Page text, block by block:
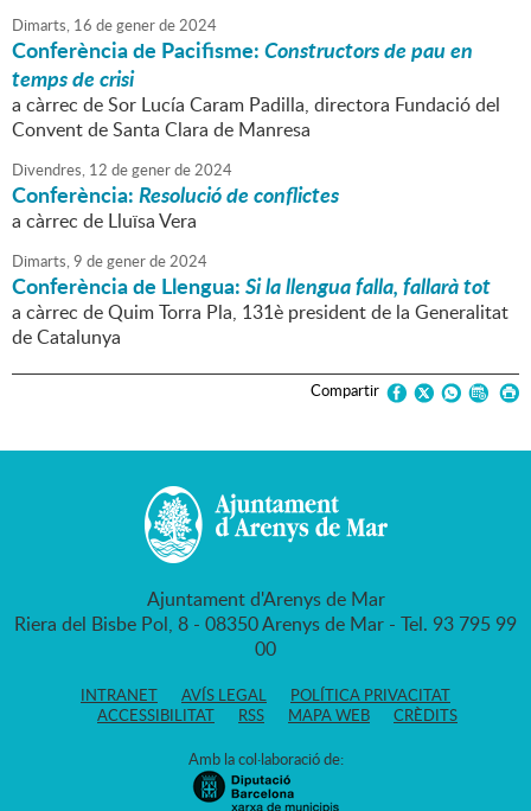
Dimarts, 16 degenerde2024
Conferència de Pacifisme:Constructors de pau en
temps de crisi
a càrrec de Sor Lucía Caram Padilla, directora Fundació del
Convent de Santa Clara de Manresa
Divendres, 12 degenerde2024
Conferència:Resolució de conflictes
a càrrec de Lluïsa Vera
Dimarts,9 degenerde2024
Conferència de Llengua:Si la llengua falla, fallarà tot
a càrrec de Quim Torra Pla, 131è president de la Generalitat
de Catalunya
Compartir
Ajuntament d'Arenys de Mar
Riera del Bisbe Pol, 8 - 08350 Arenys de Mar - Tel. 93 795 99
00
INTRANET AVÍS LEGAL
POLÍTICA PRIVACITAT
ACCESSIBILITAT
RSS MAPA WEB CRÈDITS
Amb la col·laboració de: